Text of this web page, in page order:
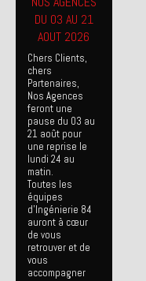
DU 03 AU 21
AOUT 2026
Chers Clients,
chers
Partenaires,
Nos Agences
feront une
pause du 03 au
21 août pour
une reprise le
lundi 24 au
matin.
Toutes les
équipes
d’Ingénierie 84
auront à cœur
de vous
retrouver et de
vous
accompagner